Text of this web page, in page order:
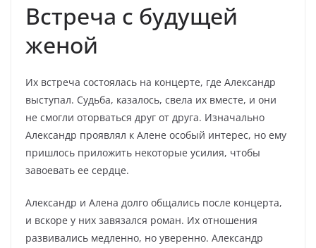
Встреча с будущей
женой
Их встреча состоялась на концерте, где Александр
выступал. Судьба, казалось, свела их вместе, и они
не смогли оторваться друг от друга. Изначально
Александр проявлял к Алене особый интерес, но ему
пришлось приложить некоторые усилия, чтобы
завоевать ее сердце.
Александр и Алена долго общались после концерта,
и вскоре у них завязался роман. Их отношения
развивались медленно, но уверенно. Александр